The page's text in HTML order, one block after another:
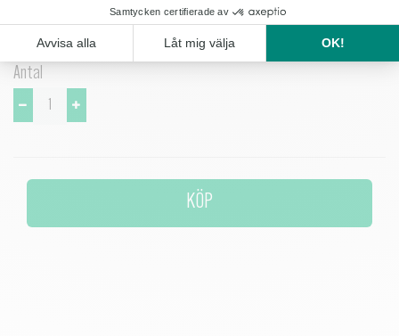
Antal
KÖP